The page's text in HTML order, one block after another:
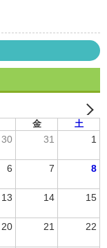
金 土
30 31 1
6 7 8
13 14 15
20 21 22